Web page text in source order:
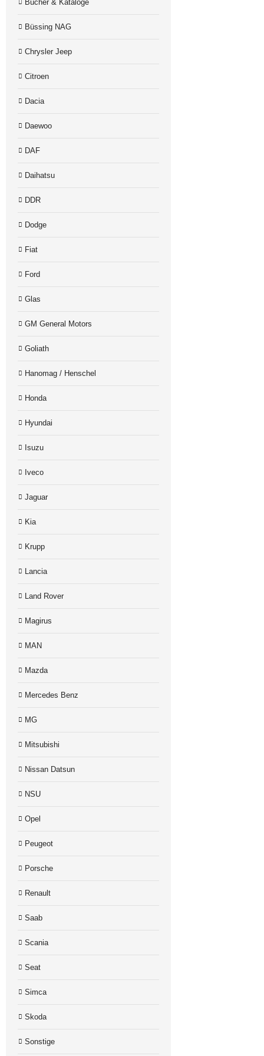
Bücher & Kataloge
Büssing NAG
Chrysler Jeep
Citroen
Dacia
Daewoo
DAF
Daihatsu
DDR
Dodge
Fiat
Ford
Glas
GM General Motors
Goliath
Hanomag / Henschel
Honda
Hyundai
Isuzu
Iveco
Jaguar
Kia
Krupp
Lancia
Land Rover
Magirus
MAN
Mazda
Mercedes Benz
MG
Mitsubishi
Nissan Datsun
NSU
Opel
Peugeot
Porsche
Renault
Saab
Scania
Seat
Simca
Skoda
Sonstige